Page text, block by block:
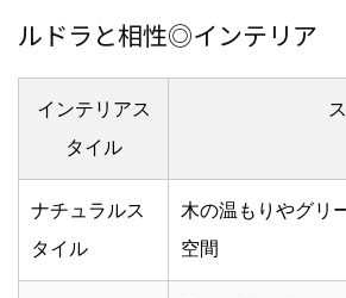
ルドラと相性◎インテリア
インテリアス
タイル
ナチュラルス
タイル
木の温もりやグリ
空間